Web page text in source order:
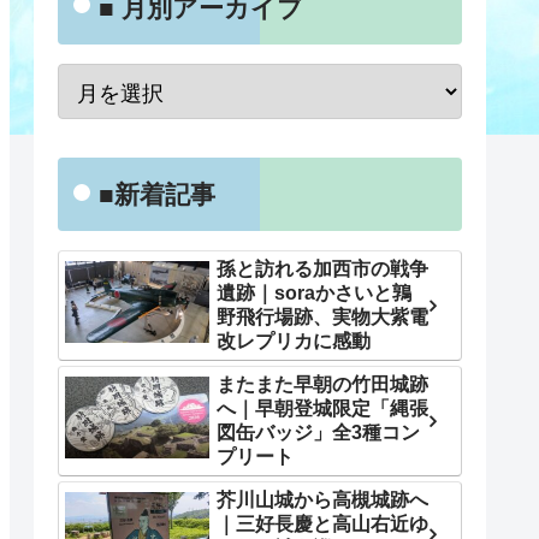
■ 月別アーカイブ
■新着記事
孫と訪れる加西市の戦争
遺跡｜soraかさいと鶉
野飛行場跡、実物大紫電
改レプリカに感動
またまた早朝の竹田城跡
へ｜早朝登城限定「縄張
図缶バッジ」全3種コン
プリート
芥川山城から高槻城跡へ
｜三好長慶と高山右近ゆ